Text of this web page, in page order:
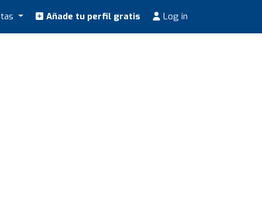
Añade tu perfil gratis Log in